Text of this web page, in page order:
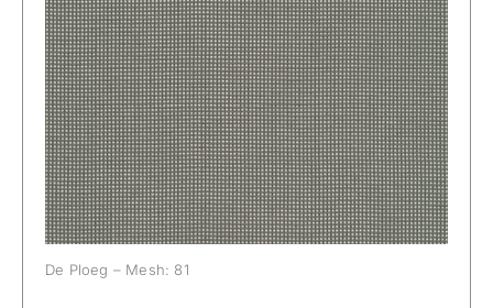
De Ploeg – Mesh: 81
De Ploeg – Mesh: 81